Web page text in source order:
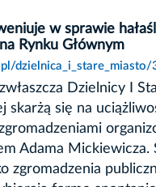
w sprawie
Rynku Głównym
dzielnica_i_stare_miasto/
Dzielnicy I
skarżą się na
Adama Mickiewicza.
zgromadzenia